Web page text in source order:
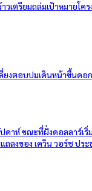
เตรียมถล่มเป้าหมายโคร
ลี่ยงตอบปมเดินหน้าขึ้นดอ
ดาห์ ขณะที่ฝั่งดอลลาร์เริ่
ถลงของ เควิน วอร์ช ประ